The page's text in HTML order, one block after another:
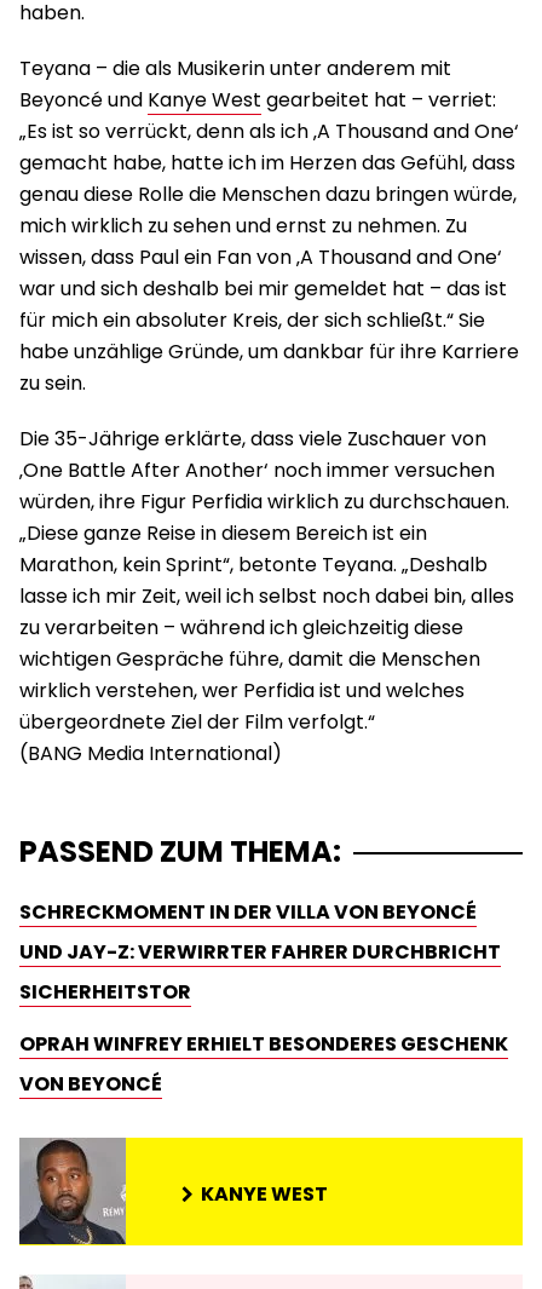
haben.
Teyana – die als Musikerin unter anderem mit
Beyoncé und Kanye West gearbeitet hat – verriet:
„Es ist so verrückt, denn als ich ‚A Thousand and One‘
gemacht habe, hatte ich im Herzen das Gefühl, dass
genau diese Rolle die Menschen dazu bringen würde,
mich wirklich zu sehen und ernst zu nehmen. Zu
wissen, dass Paul ein Fan von ‚A Thousand and One‘
war und sich deshalb bei mir gemeldet hat – das ist
für mich ein absoluter Kreis, der sich schließt.“ Sie
habe unzählige Gründe, um dankbar für ihre Karriere
zu sein.
Die 35-Jährige erklärte, dass viele Zuschauer von
‚One Battle After Another‘ noch immer versuchen
würden, ihre Figur Perfidia wirklich zu durchschauen.
„Diese ganze Reise in diesem Bereich ist ein
Marathon, kein Sprint“, betonte Teyana. „Deshalb
lasse ich mir Zeit, weil ich selbst noch dabei bin, alles
zu verarbeiten – während ich gleichzeitig diese
wichtigen Gespräche führe, damit die Menschen
wirklich verstehen, wer Perfidia ist und welches
übergeordnete Ziel der Film verfolgt.“
PASSEND ZUM THEMA:
SCHRECKMOMENT IN DER VILLA VON BEYONCÉ
UND JAY-Z: VERWIRRTER FAHRER DURCHBRICHT
SICHERHEITSTOR
OPRAH WINFREY ERHIELT BESONDERES GESCHENK
VON BEYONCÉ
KANYE WEST